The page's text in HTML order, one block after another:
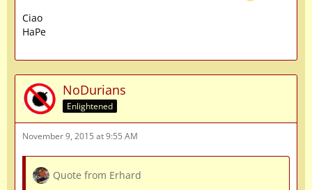
Ciao
HaPe
NoDurians
Enlightened
November 9, 2015 at 9:55 AM
Quote from Erhard